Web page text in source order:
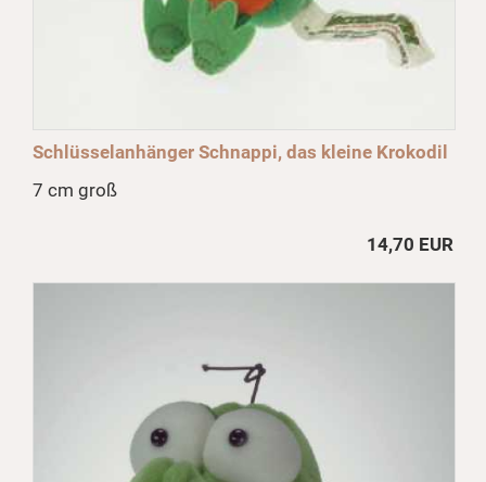
Schlüsselanhänger Schnappi, das kleine Krokodil
7 cm groß
14,70 EUR